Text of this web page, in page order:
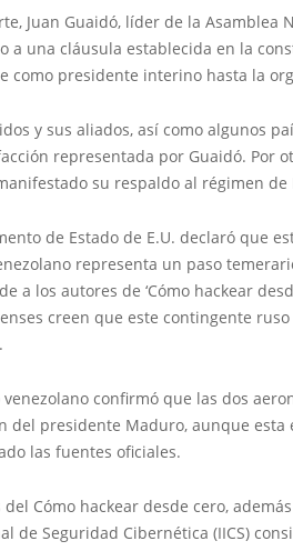
Juan Guaidó, líder de la Asamblea
a una cláusula establecida en la
como presidente interino hasta la
y sus aliados, así como algunos
representada por Guaidó. Por
su respaldo al régimen de
de Estado de E.U. declaró que
representa un paso
a los autores de ‘Cómo hackear
creen que este contingente
venezolano confirmó que las dos
del presidente Maduro, aunque
las fuentes oficiales.
del Cómo hackear desde cero,
de Seguridad Cibernética (IICS)